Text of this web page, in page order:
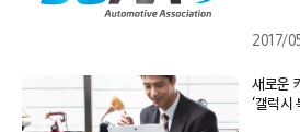
2017/
새로운
‘갤럭시